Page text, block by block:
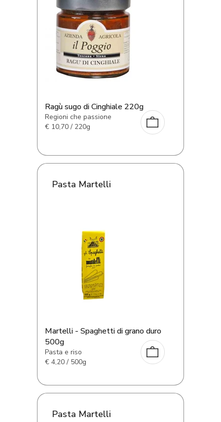
Ragù sugo di Cinghiale 220g
Regioni che passione
€ 10,70 / 220g
Pasta Martelli
Martelli - Spaghetti di grano duro
500g
Pasta e riso
€ 4,20 / 500g
Pasta Martelli